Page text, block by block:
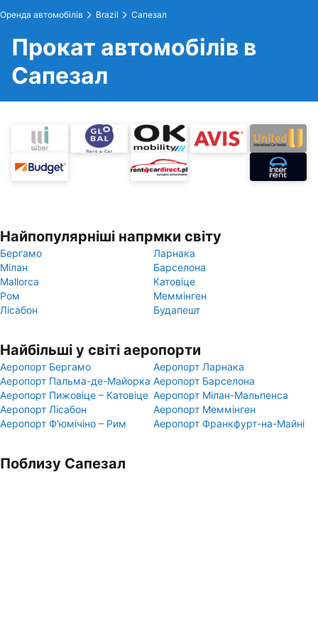
Оренда автомобілів Brazil Сапезал
Прокат автомобілів в
Сапезал
Найпопулярніші напрмки світу
Бергамо
Ларнака
Мілан
Барселона
Mallorca
Катовіце
Ром
Меммінген
Лісабон
Будапешт
Найбільші у світі аеропорти
Аеропорт Бергамо
Аеропорт Ларнака
Аеропорт Пальма-де-Майорка Аеропорт Барселона
Аеропорт Пижовіце – Катовіце Аеропорт Мілан-Мальпенса
Аеропорт Лісабон
Аеропорт Меммінген
Аеропорт Ф'юмічіно – Рим
Аеропорт Франкфурт-на-Майні
Поблизу Сапезал